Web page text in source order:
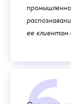
ее